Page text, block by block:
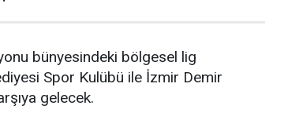
bünyesindeki bölgesel lig
Spor Kulübü ile İzmir Demir
gelecek.